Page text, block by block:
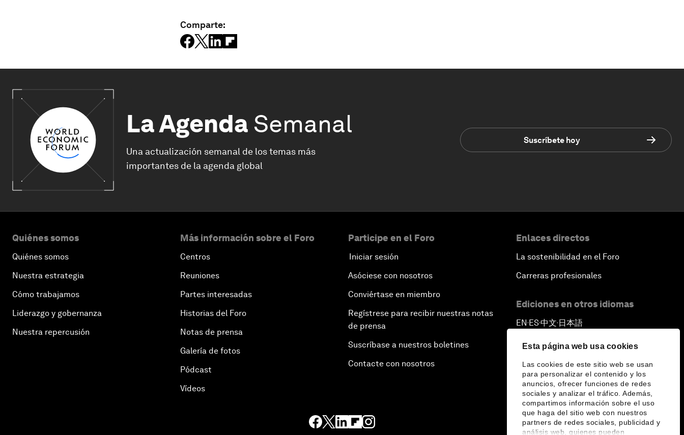
Esta página web usa cookies
Las cookies de este sitio web se usan
para personalizar el contenido y los
anuncios, ofrecer funciones de redes
sociales y analizar el tráfico. Además,
compartimos información sobre el uso
que haga del sitio web con nuestros
partners de redes sociales, publicidad y
análisis web, quienes pueden
Comparte:
La Agenda Semanal
Una actualización semanal de los temas más
importantes de la agenda global
Suscríbete hoy
Quiénes somos
Quiénes somos
Nuestra estrategia
Cómo trabajamos
Liderazgo y gobernanza
Nuestra repercusión
Más información sobre el Foro
Centros
Reuniones
Partes interesadas
Historias del Foro
Notas de prensa
Galería de fotos
Pódcast
Vídeos
Participe en el Foro
Iniciar sesión
Asóciese con nosotros
Conviértase en miembro
Regístrese para recibir nuestras notas
de prensa
Suscríbase a nuestros boletines
Contacte con nosotros
Enlaces directos
La sostenibilidad en el Foro
Carreras profesionales
Ediciones en otros idiomas
EN ▪ES▪中文▪ 日本語